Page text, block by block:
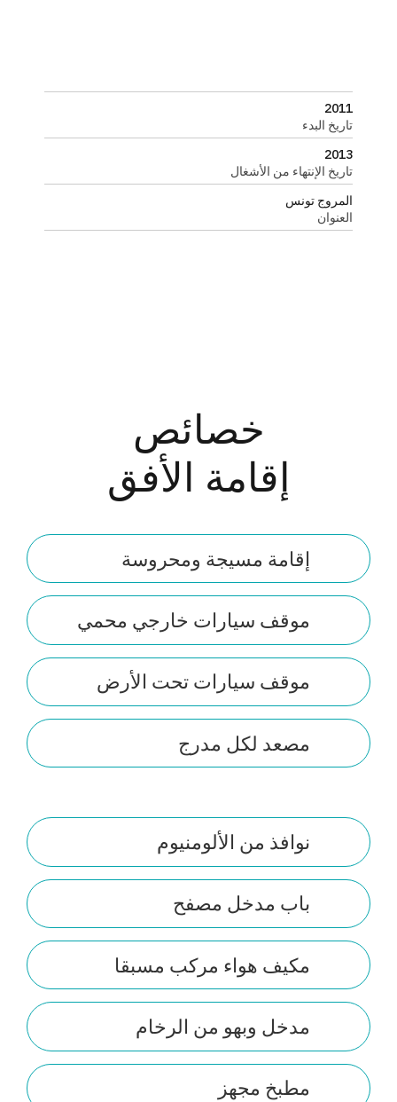
2011
تاريخ البدء
2013
تاريخ الإنتهاء من الأشغال
المروج تونس
العنوان
خصائص
إقامة الأفق
إقامة مسيجة ومحروسة
موقف سيارات خارجي محمي
موقف سيارات تحت الأرض
مصعد لكل مدرج
نوافذ من الألومنيوم
باب مدخل مصفح
مكيف هواء مركب مسبقا
مدخل وبهو من الرخام
مطبخ مجهز